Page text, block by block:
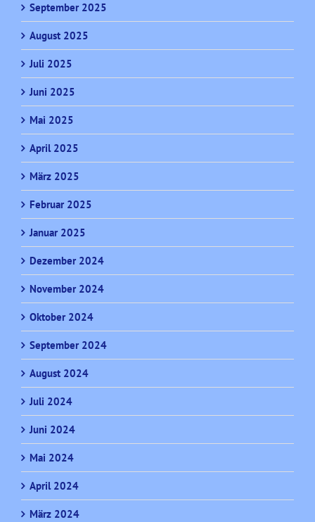
September 2025
August 2025
Juli 2025
Juni 2025
Mai 2025
April 2025
März 2025
Februar 2025
Januar 2025
Dezember 2024
November 2024
Oktober 2024
September 2024
August 2024
Juli 2024
Juni 2024
Mai 2024
April 2024
März 2024